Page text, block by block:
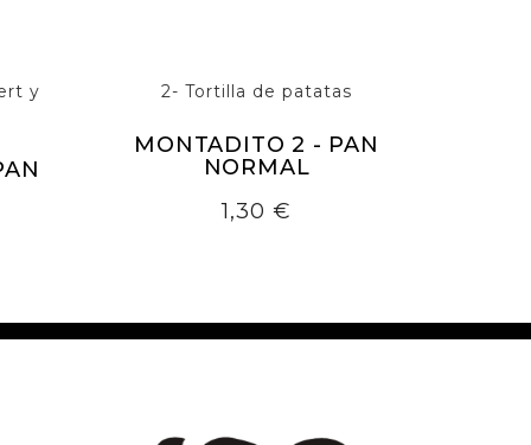
y
2- Tortilla de patatas
MONTADITO 2 - PAN
NORMAL
Precio
1,30 €